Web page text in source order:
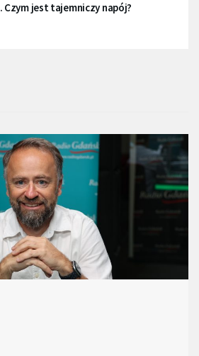
jest tajemniczy napój?